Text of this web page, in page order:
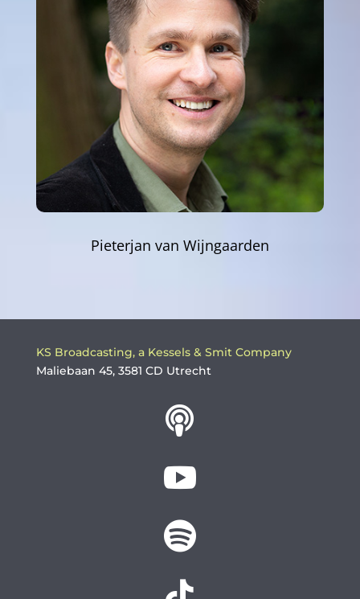
Pieterjan van Wijngaarden
KS Broadcasting, a Kessels & Smit Company
Maliebaan 45, 3581 CD Utrecht


